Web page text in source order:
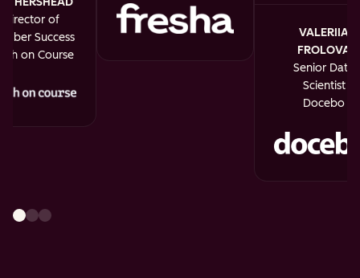
Director of
Success
on Course
VALERIIA
FROLOVA
Senior Data
Scientist
Docebo